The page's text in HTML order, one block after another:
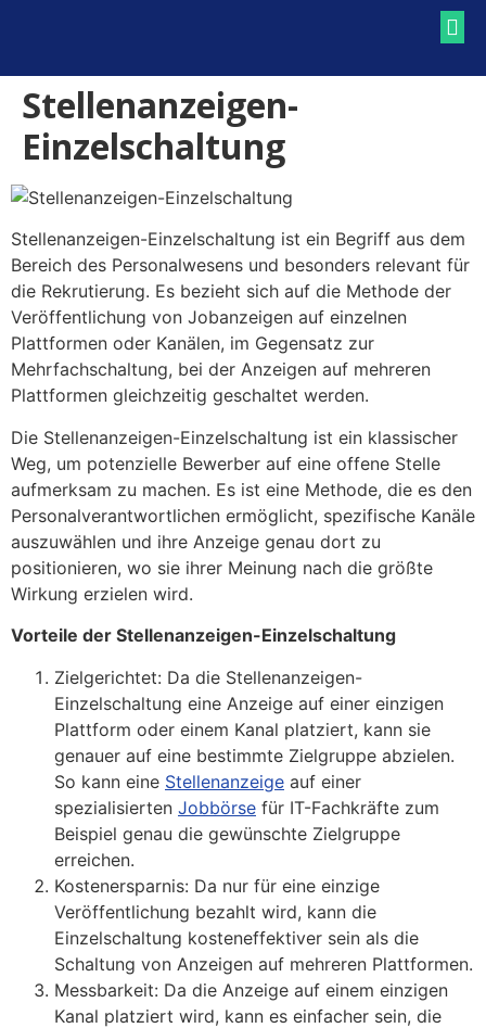
Stellenanzeigen-
Einzelschaltung
Stellenanzeigen-Einzelschaltung ist ein Begriff aus dem
Bereich des Personalwesens und besonders relevant für
die Rekrutierung. Es bezieht sich auf die Methode der
Veröffentlichung von Jobanzeigen auf einzelnen
Plattformen oder Kanälen, im Gegensatz zur
Mehrfachschaltung, bei der Anzeigen auf mehreren
Plattformen gleichzeitig geschaltet werden.
Die Stellenanzeigen-Einzelschaltung ist ein klassischer
Weg, um potenzielle Bewerber auf eine offene Stelle
aufmerksam zu machen. Es ist eine Methode, die es den
Personalverantwortlichen ermöglicht, spezifische Kanäle
auszuwählen und ihre Anzeige genau dort zu
positionieren, wo sie ihrer Meinung nach die größte
Wirkung erzielen wird.
Vorteile der Stellenanzeigen-Einzelschaltung
Zielgerichtet: Da die Stellenanzeigen-
Einzelschaltung eine Anzeige auf einer einzigen
Plattform oder einem Kanal platziert, kann sie
genauer auf eine bestimmte Zielgruppe abzielen.
So kann eine Stellenanzeige auf einer
spezialisierten Jobbörse für IT-Fachkräfte zum
Beispiel genau die gewünschte Zielgruppe
erreichen.
Kostenersparnis: Da nur für eine einzige
Veröffentlichung bezahlt wird, kann die
Einzelschaltung kosteneffektiver sein als die
Schaltung von Anzeigen auf mehreren Plattformen.
Messbarkeit: Da die Anzeige auf einem einzigen
Kanal platziert wird, kann es einfacher sein, die